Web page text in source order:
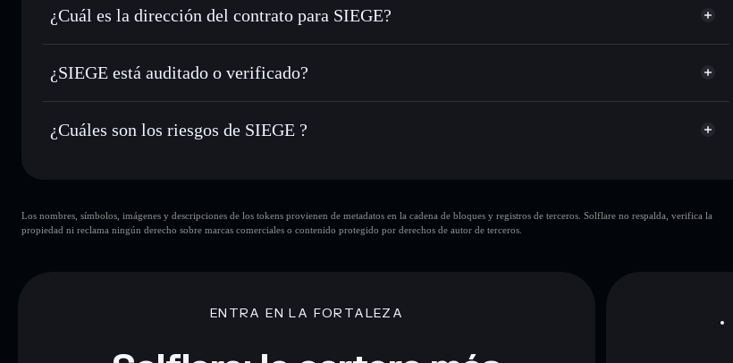
privacidad integrado de Solflare
Holdear de forma segura: almacenar SIEGE en una cartera sin custodia donde tú controla tus claves privadas
¿Cuál es la dirección del contrato para SIEGE?
SIEGE
5noGgTnPZo5FWrAmRx8TEynwRNTVJQsQaycPA781pump
cartera Solflare
¿SIEGE está auditado o verificado?
SIEGE no está verificado actualmente
¿Cuáles son los riesgos de SIEGE ?
Los nombres, símbolos, imágenes y descripciones de los tokens provienen de metadatos en la cadena de bloques y registros de terceros. Solflare no respalda, verifica la
propiedad ni reclama ningún derecho sobre marcas comerciales o contenido protegido por derechos de autor de terceros.
ENTRA EN LA FORTALEZA